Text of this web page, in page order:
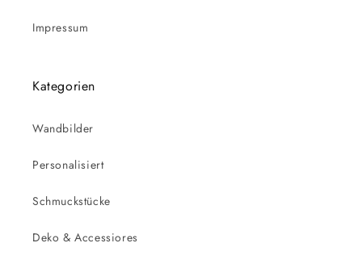
Impressum
Kategorien
Wandbilder
Personalisiert
Schmuckstücke
Deko & Accessiores